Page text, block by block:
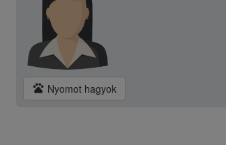
pets Nyomot hagyok